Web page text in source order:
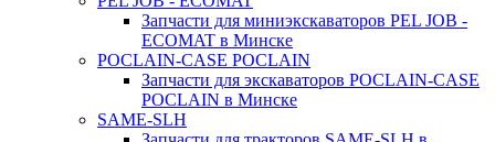
Запчасти для миниэкскаваторов PEL JOB -
ECOMAT в Минске
POCLAIN-CASE POCLAIN
Запчасти для экскаваторов POCLAIN-CASE
POCLAIN в Минске
SAME-SLH